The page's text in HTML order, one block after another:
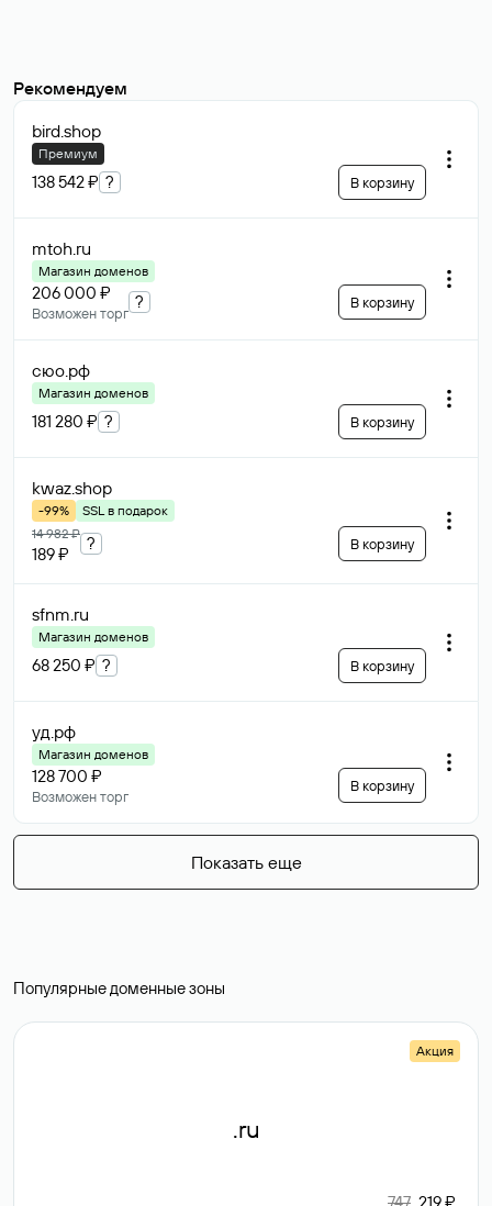
Рекомендуем
bird.shop
Премиум
138 542 ₽ ? В корзину
mtoh.ru
Магазин доменов
206 000 ₽
Возможен торг
? В корзину
сюо.рф
Магазин доменов
181 280 ₽ ? В корзину
kwaz.shop
-99%
SSL в подарок
14 982 ₽
189 ₽
? В корзину
sfnm.ru
Магазин доменов
68 250 ₽ ? В корзину
уд.рф
Магазин доменов
128 700 ₽
Возможен торг
В корзину
Показать еще
Популярные доменные зоны
Акция
.ru